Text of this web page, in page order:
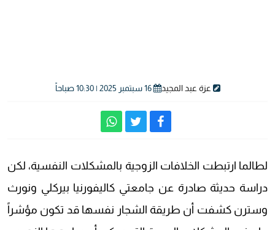
عزة عبد المجيد 16 سبتمبر 2025 | 10:30 صباحاً
لطالما ارتبطت الخلافات الزوجية بالمشكلات النفسية، لكن
دراسة حديثة صادرة عن جامعتي كاليفورنيا بيركلي ونورث
وسترن كشفت أن طريقة الشجار نفسها قد تكون مؤشراً